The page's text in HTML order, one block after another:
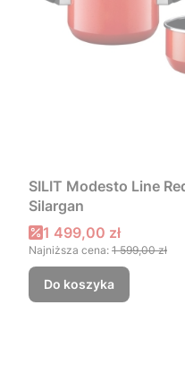
SILIT Modesto Line
Silargan
Cena promocyjna
1 499,00 zł
Najniższa cena: 1 599,00 zł
Do koszyka